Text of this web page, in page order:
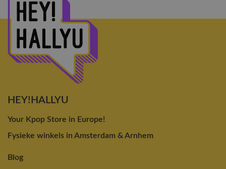
HEY!HALLYU
Your Kpop Store in Europe!
Fysieke winkels in Amsterdam & Arnhem
Blog